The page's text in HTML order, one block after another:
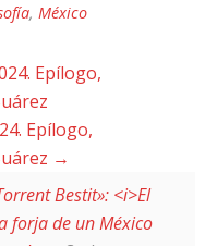
, México
Epílogo,
Epílogo,
Bestit»: <i>El
forja de un México